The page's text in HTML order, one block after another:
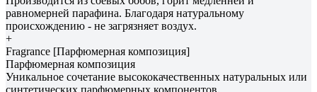
равномерней парафина. Благодаря натуральному
происхождению - не загрязняет воздух.
+
Fragrance [Парфюмерная композиция]
Парфюмерная композиция
Уникальное сочетание высококачественных натуральных или
синтетических парфюмерных компонентов.